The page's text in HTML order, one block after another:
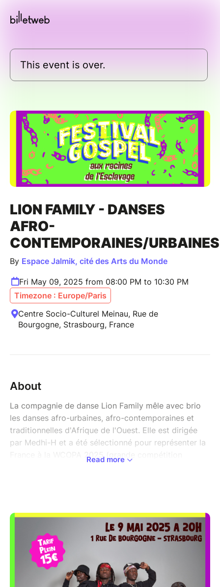
This event is over.
LION FAMILY - DANSES
AFRO-
CONTEMPORAINES/URBAINES
By Espace Jalmik, cité des Arts du Monde
Fri May 09, 2025 from 08:00 PM to 10:30 PM
Timezone : Europe/Paris
Centre Socio-Culturel Meinau, Rue de
Bourgogne, Strasbourg, France
About
La compagnie de danse Lion Family mêle avec brio
les danses afro-urbaines, afro-contemporaines et
traditionnelles d'Afrique de l'Ouest. Elle est dirigée
par Medhi-H et a été sélectionné pour représenter la
France à la WCOPA 2025 (grande compétition
Bourgogne (CSC de la Meinau)
Suite de la soirée : Toustes sur le dancefloor !!!
La Lion Family restera nous ambiancer accompagnée
d'un super DJ !
Read more